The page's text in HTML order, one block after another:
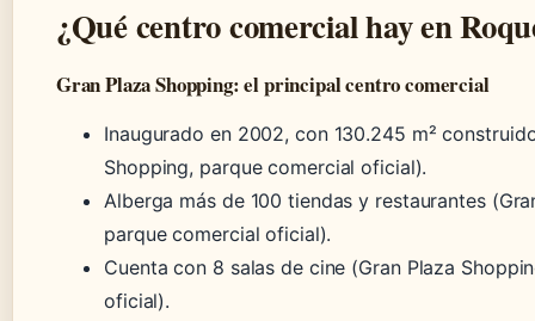
¿Qué centro comercial hay en
Gran Plaza Shopping: el principal centro comercial
Inaugurado en 2002, con 130.245 m²
Shopping, parque comercial oficial).
Alberga más de 100 tiendas y restaurantes
parque comercial oficial).
Cuenta con 8 salas de cine (Gran Plaza
oficial).